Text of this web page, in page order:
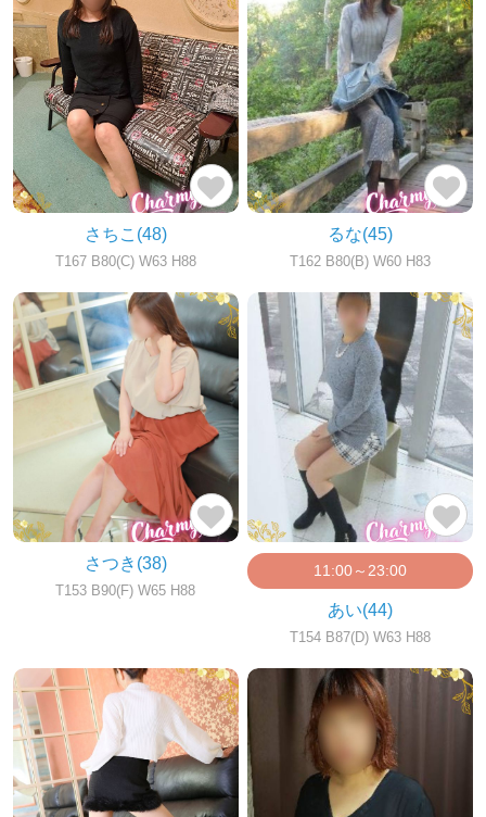
さちこ (48)
T167 B80(C) W63 H88
るな(45)
T162 B80(B) W60 H83
さつき (38)
T153 B90(F) W65 H88
11:00～23:00
あい(44)
T154 B87(D) W63 H88